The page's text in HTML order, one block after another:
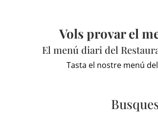
Vols provar el
El menú diari del
Tasta el nostre menú